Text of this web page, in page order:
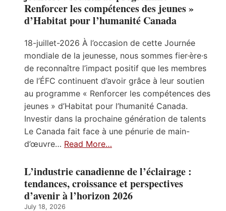
Renforcer les compétences des jeunes »
d’Habitat pour l’humanité Canada
18-juillet-2026 À l’occasion de cette Journée
mondiale de la jeunesse, nous sommes fier·ère·s
de reconnaître l’impact positif que les membres
de l’ÉFC continuent d’avoir grâce à leur soutien
au programme « Renforcer les compétences des
jeunes » d’Habitat pour l’humanité Canada.
Investir dans la prochaine génération de talents
Le Canada fait face à une pénurie de main-
d’œuvre… Read More…
L’industrie canadienne de l’éclairage :
tendances, croissance et perspectives
d’avenir à l’horizon 2026
July 18, 2026